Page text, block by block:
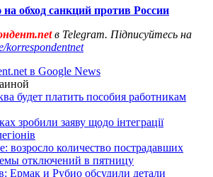
обход санкций против России
в Telegram. Підписуйтесь на
korrespondentnet
в Google News
будет платить пособия работникам
зробили заяву щодо інтеграції
возросло количество пострадавших
отключений в пятницу
Ермак и Рубио обсудили детали